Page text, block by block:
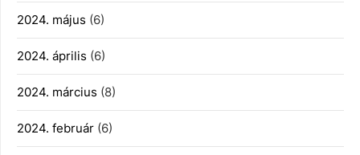
2024. május (6)
2024. április (6)
2024. március (8)
2024. február (6)